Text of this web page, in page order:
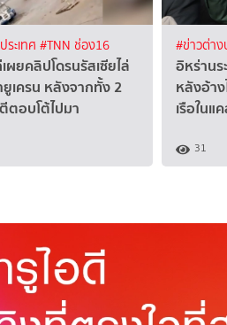
ะเทศ #TNN ช่อง16
ผยคลิปโดรนรัสเซียไล่
เครน หลังจากทั้ง 2
ตอบโต้ไปมา
#ข่าวต่าง
อิหร่านร
หลังอ้า
เรือในแ
31